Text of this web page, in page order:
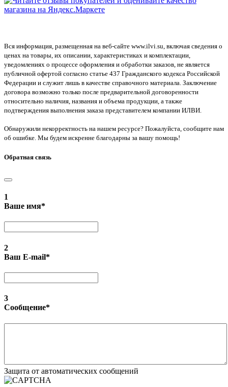
Вся информация, размещенная на веб-сайте www.ilvi.su, включая сведения о
ценах на товары, их описании, характеристиках и комплектации,
уведомлениях о процессе оформления и обработки заказов, не является
публичной офертой согласно статье 437 Гражданского кодекса Российской
Федерации и служит лишь в качестве справочного материала. Заключение
договора возможно только после предварительной договоренности
относительно наличия, названия и объема продукции, а также
подтверждения выполнения заказа представителем компании ИЛВИ.
Обнаружили некорректность на нашем ресурсе? Пожалуйста, сообщите нам
об ошибке. Мы будем искренне благодарны за вашу помощь!
Обратная связь
1
Ваше имя*
2
Ваш E-mail*
3
Сообщение*
Защита от автоматических сообщений